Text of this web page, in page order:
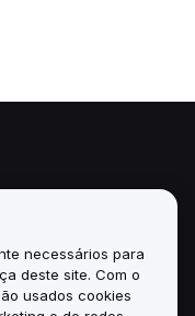
necessários para
deste site. Com o
usados cookies